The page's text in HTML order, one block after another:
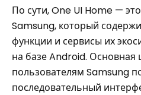
По сути, One UI Home —
Samsung, который
функции и сервисы их
на базе Android. Основная
пользователям Samsung
последовательный